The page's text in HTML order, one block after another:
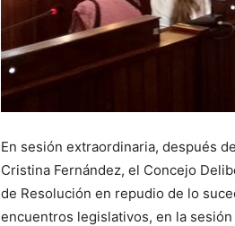
En sesión extraordinaria, después
Cristina Fernández, el Concejo
de Resolución en repudio de lo
encuentros legislativos, en la